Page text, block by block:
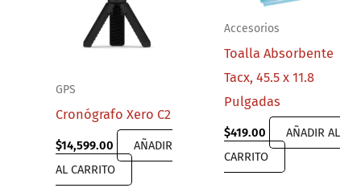
GPS
Cronógrafo Xero C2
$14,599.00
AÑADIR
AL CARRITO
Accesorios
Toalla Absorbente
Tacx, 45.5 x 11.8
Pulgadas
$419.00
AÑADIR AL
CARRITO